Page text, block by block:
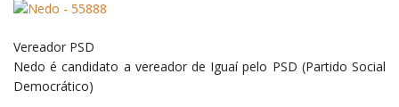
Vereador PSD
Nedo é candidato a vereador de Iguaí pelo PSD (Partido Social
Democrático)